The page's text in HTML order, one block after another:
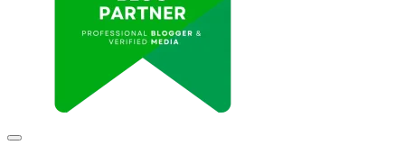
Expand